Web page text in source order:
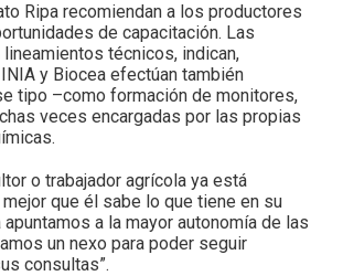
Ripa recomiendan a los productores
de capacitación. Las
técnicos, indican,
y Biocea efectúan también
tipo –como formación de monitores,
veces encargadas por las propias
o trabajador agrícola ya está
que él sabe lo que tiene en su
apuntamos a la mayor autonomía de las
un nexo para poder seguir
consultas”.